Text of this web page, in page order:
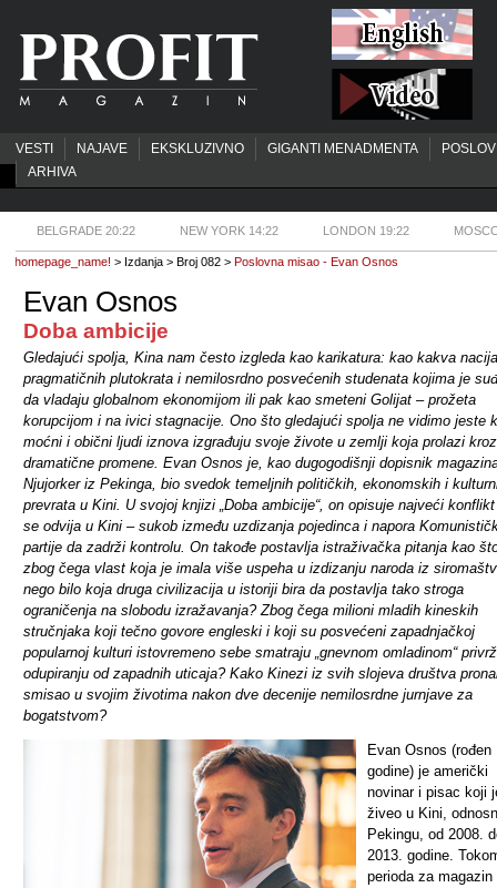
VESTI NAJAVE EKSKLUZIVNO GIGANTI MENADMENTA
ARHIVA
BELGRADE 20:22 NEW YORK 14:22 LONDON 19:22
homepage_name! > Izdanja > Broj 082 > Poslovna misao - Evan Osnos
Evan Osnos
Doba ambicije
Gledajući spolja, Kina nam često izgleda kao karikatura: kao kakva nacija
pragmatičnih plutokrata i nemilosrdno posvećenih studenata kojima je
da vladaju globalnom ekonomijom ili pak kao smeteni Golijat – prožeta
korupcijom i na ivici stagnacije. Ono što gledajući spolja ne vidimo jeste
moćni i obični ljudi iznova izgrađuju svoje živote u zemlji koja prolazi kroz
dramatične promene. Evan Osnos je, kao dugogodišnji dopisnik
Njujorker iz Pekinga, bio svedok temeljnih političkih, ekonomskih i
prevrata u Kini. U svojoj knjizi „Doba ambicije“, on opisuje najveći
se odvija u Kini – sukob između uzdizanja pojedinca i napora
partije da zadrži kontrolu. On takođe postavlja istraživačka pitanja kao
zbog čega vlast koja je imala više uspeha u izdizanju naroda iz
nego bilo koja druga civilizacija u istoriji bira da postavlja tako stroga
ograničenja na slobodu izražavanja? Zbog čega milioni mladih kineskih
stručnjaka koji tečno govore engleski i koji su posvećeni zapadnjačkoj
popularnoj kulturi istovremeno sebe smatraju „gnevnom omladinom“
odupiranju od zapadnih uticaja? Kako Kinezi iz svih slojeva društva
smisao u svojim životima nakon dve decenije nemilosrdne jurnjave za
bogatstvom?
Evan Osnos (rođen
godine) je američki
novinar i pisac koji
živeo u Kini,
Pekingu, od 2008.
2013. godine.
perioda za magazin